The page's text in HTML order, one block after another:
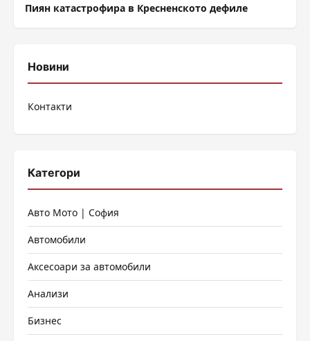
Пиян катастрофира в Кресненското дефиле
Новини
Контакти
Категори
Авто Мото | София
Автомобили
Аксесоари за автомобили
Анализи
Бизнес